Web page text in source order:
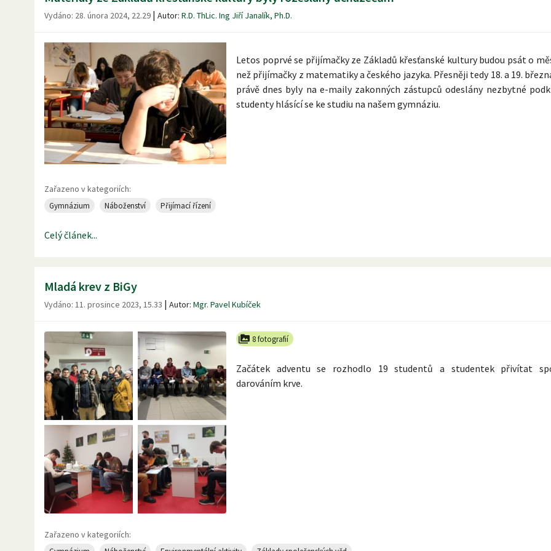
Vydáno: 28. února 2024, 22.29 | Autor: R.D. ThLic. Ing Jiří Janalík, Ph.D.
Letos poprvé se přijímačky ze Základů křesťanské kultury budou psát o
než přijímačky z matematiky a českého jazyka. Přesněji tedy 18. a 19.
právě dnes byly na e-maily zakonných zástupců odeslány nezbytné
studenty hlásící se ke studiu na našem gymnáziu.
Zařazeno v kategoriích:
Gymnázium Náboženství Přijímací řízení
Celý článek...
Mladá krev z BiGy
Vydáno: 11. prosince 2023, 15.33 | Autor: Mgr. Pavel Kubíček
8 fotografií
Začátek adventu se rozhodlo 19 studentů a studentek přivítat
darováním krve.
Zařazeno v kategoriích: